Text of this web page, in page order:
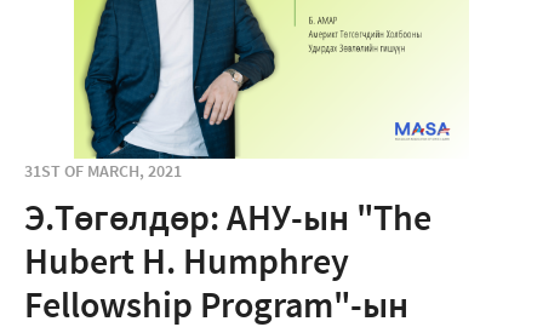
31ST OF MARCH, 2021
Э.Төгөлдөр: АНУ-ын "The
Hubert H. Humphrey
Fellowship Program"-ын